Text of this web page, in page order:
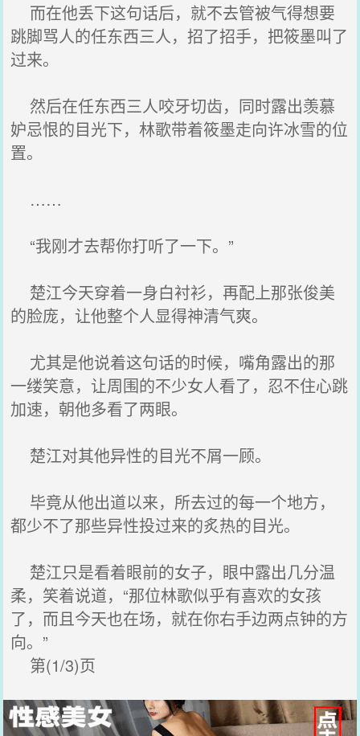
而在他丢下这句话后，就不去管被气得想要
跳脚骂人的任东西三人，招了招手，把筱墨叫了
过来。
然后在任东西三人咬牙切齿，同时露出羡慕
妒忌恨的目光下，林歌带着筱墨走向许冰雪的位
置。
……
“我刚才去帮你打听了一下。”
楚江今天穿着一身白衬衫，再配上那张俊美
的脸庞，让他整个人显得神清气爽。
尤其是他说着这句话的时候，嘴角露出的那
一缕笑意，让周围的不少女人看了，忍不住心跳
加速，朝他多看了两眼。
楚江对其他异性的目光不屑一顾。
毕竟从他出道以来，所去过的每一个地方，
都少不了那些异性投过来的炙热的目光。
楚江只是看着眼前的女子，眼中露出几分温
柔，笑着说道，“那位林歌似乎有喜欢的女孩
了，而且今天也在场，就在你右手边两点钟的方
向。”
第(1/3)页